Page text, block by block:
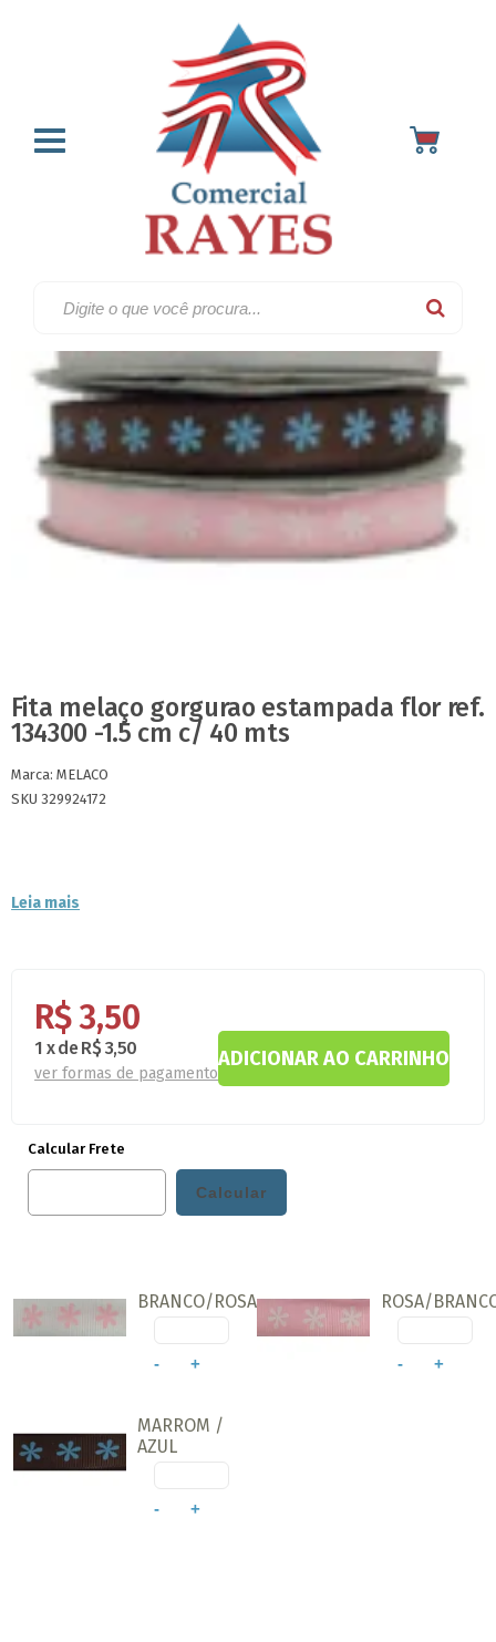
Promocao Fitas 40 metros
Fita melaço gorgurao estampada flor ref.
134300 -1.5 cm c/ 40 mts
Marca:MELACO
SKU 329924172
Leia mais
R$ 3,50
1 x de R$ 3,50
ver formas de pagamento
Calcular Frete
BRANCO/ROSA
+
-
ROSA/
+
-
MARROM /
AZUL
+
-